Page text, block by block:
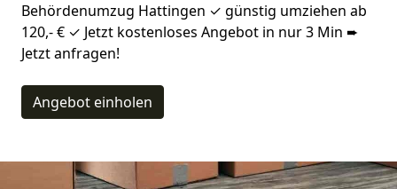
Behördenumzug Hattingen ✓ günstig umziehen ab
120,- € ✓ Jetzt kostenloses Angebot in nur 3 Min ➨
Jetzt anfragen!
Angebot einholen